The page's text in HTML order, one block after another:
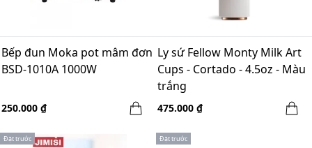
Bếp đun Moka pot mâm đơn
BSD-1010A 1000W
250.000 ₫
Ly sứ Fellow Monty Milk Art
Cups - Cortado - 4.5oz - Màu
trắng
475.000 ₫
Đặt trước Đặt trước